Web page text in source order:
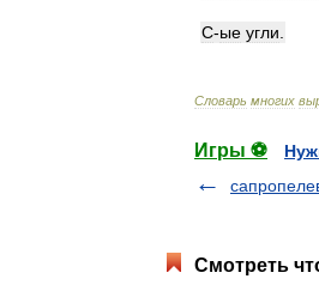
С-ые угли
Словарь многих
Игры ⚽
Смотреть